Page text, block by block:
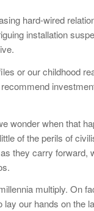
hard-wired
installation
or our childhood
wonder when that
of the perils of
they carry forward,
multiply. On
lay our hands on the